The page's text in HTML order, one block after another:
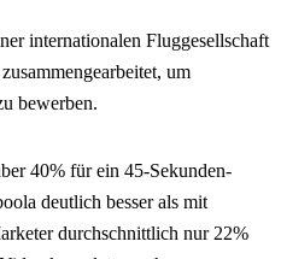
internationalen Fluggesellschaft
um
bewerben.
40% für ein 45-Sekunden-
deutlich besser als mit
durchschnittlich nur 22%